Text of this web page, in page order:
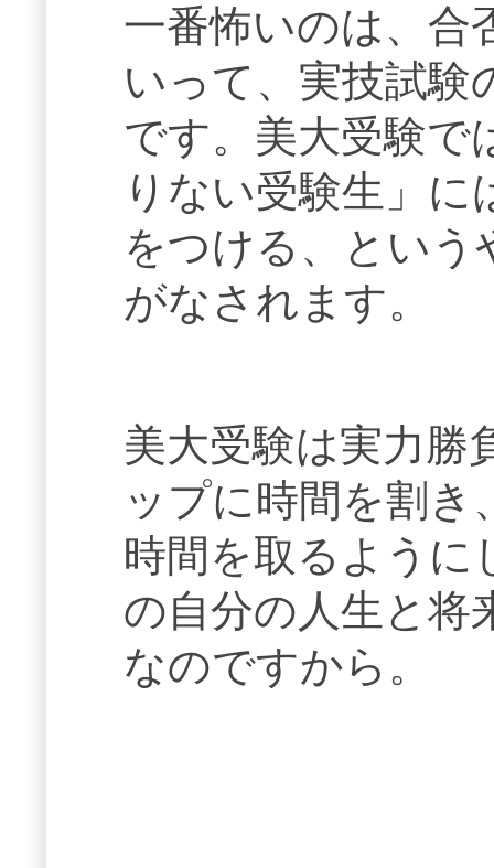
一番怖いのは、合
いって、実技試験
です。美大受験で
りない受験生」に
をつける、という
がなされます。
美大受験は実力勝
ップに時間を割き
時間を取るように
の自分の人生と将
なのですから。